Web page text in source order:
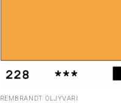
REMBRANDT ÖLJYVÄRI